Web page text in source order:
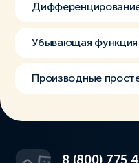
Убывающая функция
Производные
8 (800) 775